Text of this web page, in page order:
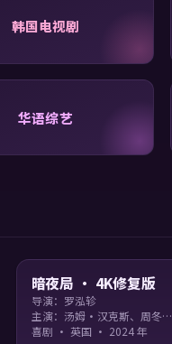
韩国电视剧
华语综艺
暗夜局 · 4K修复版
导演：罗泓轸
主演：汤姆·汉克斯、周冬雨、基努·里维斯
喜剧 · 英国 · 2024 年